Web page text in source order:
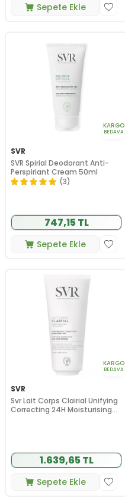
Sepete Ekle
KARGO
BEDAVA
SVR
SVR Spirial Deodorant Anti-
Perspiriant Cream 50ml
(3)
747,15 TL
Sepete Ekle
KARGO
BEDAVA
SVR
Svr Lait Corps Clairial Unifying
Correcting 24H Moisturising
1.639,65 TL
Sepete Ekle